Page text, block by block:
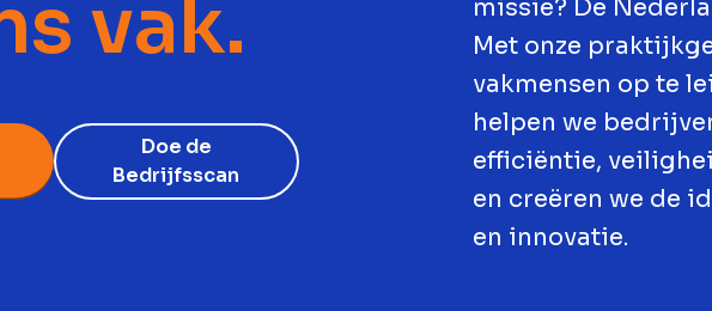
vak.
Doe de
Bedrijfsscan
missie? De
Met onze
vakmensen op te
helpen we
efficiëntie,
en creëren we de
en innovatie.